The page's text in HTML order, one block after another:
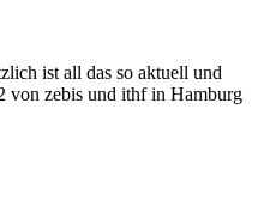
ist all das so aktuell und
von zebis und ithf in Hamburg